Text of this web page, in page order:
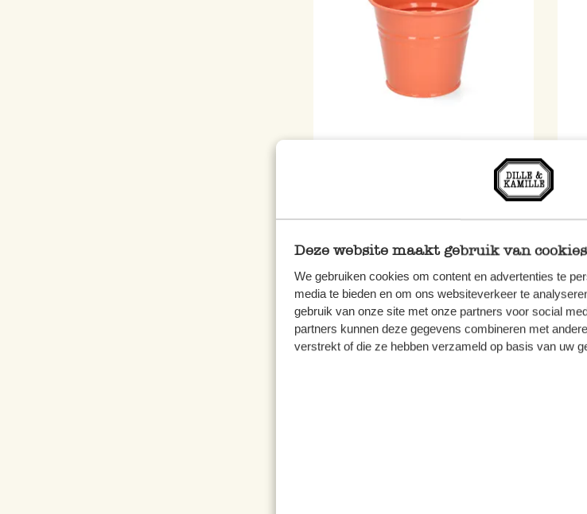
Deze website maakt gebruik van cookies
We gebruiken cookies om content en advertenties te
media te bieden en om ons websiteverkeer te
gebruik van onze site met onze partners voor social
partners kunnen deze gegevens combineren met
verstrekt of die ze hebben verzameld op basis van uw
Cache-pot, zinc, abricot, Ø11 cm
%